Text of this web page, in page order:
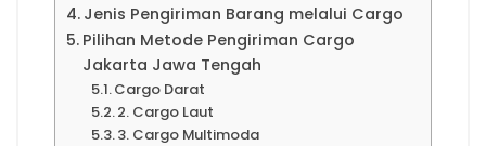
Jenis Pengiriman Barang melalui Cargo
Pilihan Metode Pengiriman Cargo
Jakarta Jawa Tengah
Cargo Darat
2. Cargo Laut
3. Cargo Multimoda